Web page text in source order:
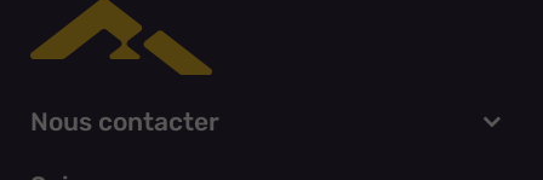
Nous contacter